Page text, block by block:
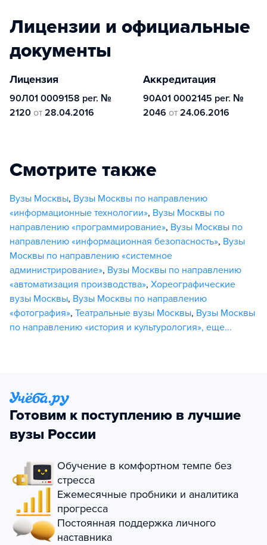
Лицензии и официальные
документы
Лицензия
90Л01 0009158 рег. №
2120 от 28.04.2016
Аккредитация
90А01 0002145 рег. №
2046 от 24.06.2016
Смотрите также
Вузы Москвы, Вузы Москвы по направлению
«информационные технологии», Вузы Москвы по
направлению «программирование», Вузы Москвы по
направлению «информационная безопасность», Вузы
Москвы по направлению «системное
администрирование», Вузы Москвы по направлению
«автоматизация производства», Хореографические
вузы Москвы, Вузы Москвы по направлению
«фотография», Театральные вузы Москвы, Вузы Москвы
по направлению «история и культурология», еще...
Готовим к поступлению в лучшие
вузы России
Обучение в комфортном темпе без
стресса
Ежемесячные пробники и аналитика
прогресса
Постоянная поддержка личного
наставника